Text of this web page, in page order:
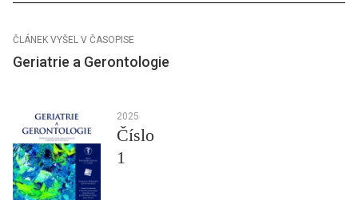
ČLÁNEK VYŠEL V ČASOPISE
Geriatrie a Gerontologie
2025
Číslo
1